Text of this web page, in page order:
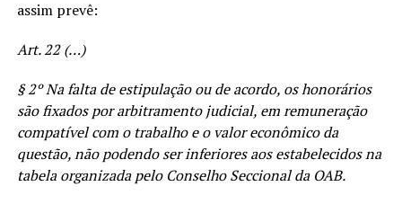
assim prevê:
Art. 22 (…)
§ 2º Na falta de estipulação ou de acordo, os honorários
são fixados por arbitramento judicial, em remuneração
compatível com o trabalho e o valor econômico da
questão, não podendo ser inferiores aos estabelecidos na
tabela organizada pelo Conselho Seccional da OAB.